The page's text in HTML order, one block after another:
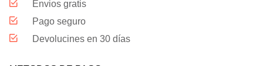
Envios gratis
Pago seguro
Devolucines en 30 días